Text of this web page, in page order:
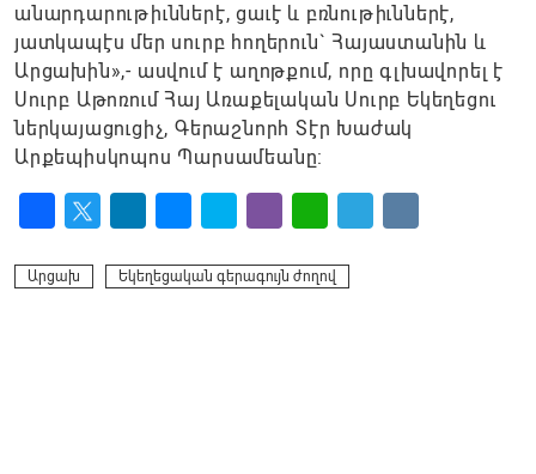
անարդարութիւններէ, ցաւէ և բռնութիւններէ,
յատկապէս մեր սուրբ հողերուն` Հայաստանին և
Արցախին»,- ասվում է աղոթքում, որը գլխավորել է
Սուրբ Աթոռում Հայ Առաքելական Սուրբ Եկեղեցու
ներկայացուցիչ, Գերաշնորհ Տէր Խաժակ
Արքեպիսկոպոս Պարսամեանը:
Արցախ Եկեղեցական գերագույն ժողով